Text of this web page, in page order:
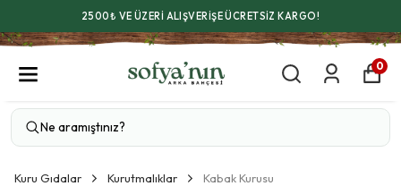
2500₺ VE ÜZERİ ALIŞVERİŞE ÜCRETSİZ KARGO!
0
Kuru Gıdalar Kurutmalıklar Kabak Kurusu